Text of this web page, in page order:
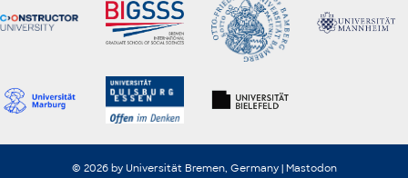
© 2026 by Universität Bremen, Germany | Mastodon